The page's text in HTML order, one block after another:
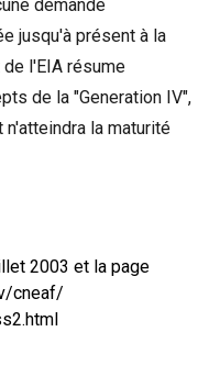
demande
jusqu'à présent à la
l'EIA résume
de la "Generation IV",
la maturité
2003 et la page
cneaf/